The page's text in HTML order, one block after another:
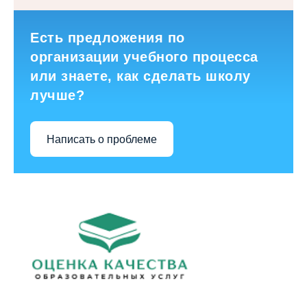
Есть предложения по
организации учебного процесса
или знаете, как сделать школу
лучше?
Написать о проблеме